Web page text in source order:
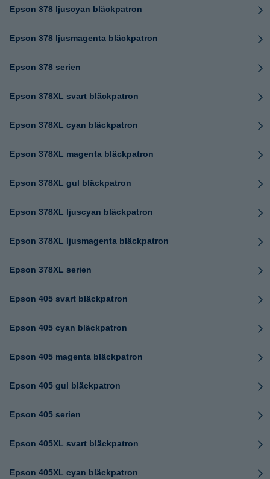
Epson 378 ljuscyan bläckpatron
Epson 378 ljusmagenta bläckpatron
Epson 378 serien
Epson 378XL svart bläckpatron
Epson 378XL cyan bläckpatron
Epson 378XL magenta bläckpatron
Epson 378XL gul bläckpatron
Epson 378XL ljuscyan bläckpatron
Epson 378XL ljusmagenta bläckpatron
Epson 378XL serien
Epson 405 svart bläckpatron
Epson 405 cyan bläckpatron
Epson 405 magenta bläckpatron
Epson 405 gul bläckpatron
Epson 405 serien
Epson 405XL svart bläckpatron
Epson 405XL cyan bläckpatron